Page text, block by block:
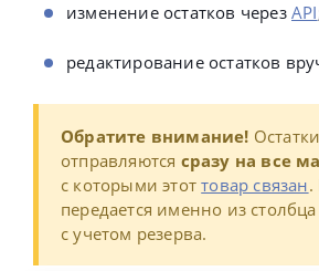
изменение остатков через API
редактирование остатков
Обратите внимание!
отправляются сразу на все
с которыми этоттовар связан.
передается именно из столбца
с учетом резерва.